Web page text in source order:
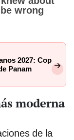
2027: Cop
Panam
moderna
de la